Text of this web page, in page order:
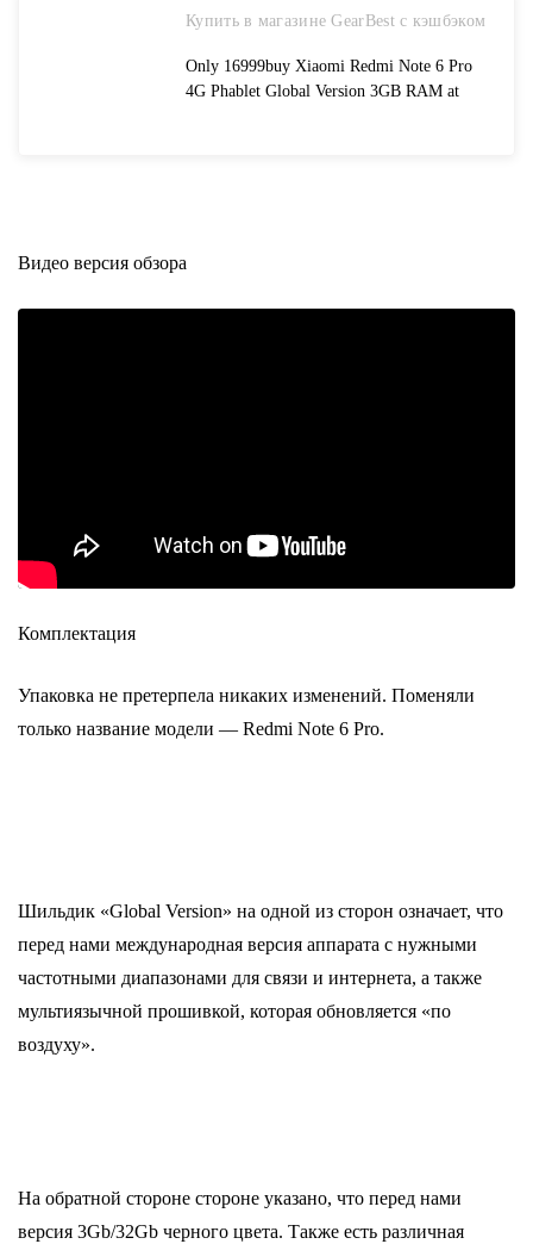
Купить в магазине GearBest с кэшбэком
Only 16999buy Xiaomi Redmi Note 6 Pro
4G Phablet Global Version 3GB RAM at
Видео версия обзора
Комплектация
Упаковка не претерпела никаких изменений. Поменяли
только название модели — Redmi Note 6 Pro.
Шильдик «Global Version» на одной из сторон означает, что
перед нами международная версия аппарата с нужными
частотными диапазонами для связи и интернета, а также
мультиязычной прошивкой, которая обновляется «по
воздуху».
На обратной стороне стороне указано, что перед нами
версия 3Gb/32Gb черного цвета. Также есть различная